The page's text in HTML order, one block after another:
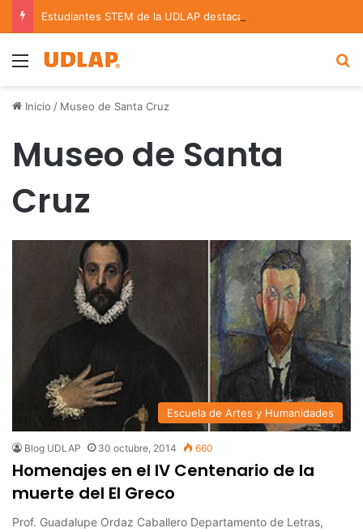
Menu
Inicio / Museo de Santa Cruz
Museo de Santa
Cruz
Escuela de Artes y Humanidades
Blog UDLAP 30 octubre, 2014 660
Homenajes en el IV Centenario de la
muerte del El Greco
Prof. Guadalupe Ordaz Caballero Departamento de Letras,